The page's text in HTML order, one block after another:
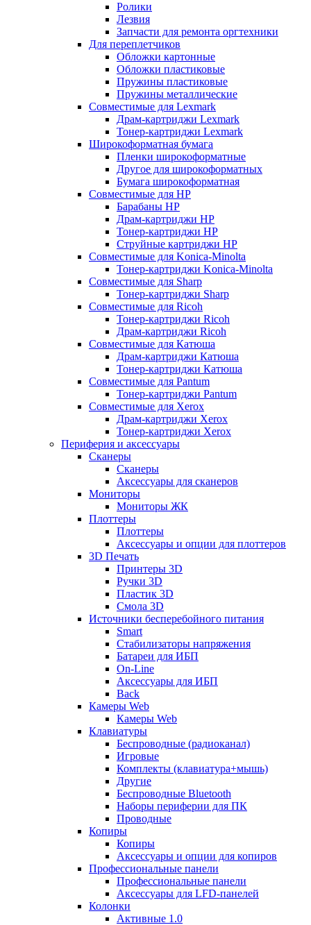
Ролики
Лезвия
Запчасти для ремонта оргтехники
Для переплетчиков
Обложки картонные
Обложки пластиковые
Пружины пластиковые
Пружины металлические
Совместимые для Lexmark
Драм-картриджи Lexmark
Тонер-картриджи Lexmark
Широкоформатная бумага
Пленки широкоформатные
Другое для широкоформатных
Бумага широкоформатная
Совместимые для HP
Барабаны HP
Драм-картриджи HP
Тонер-картриджи HP
Струйные картриджи HP
Совместимые для Konica-Minolta
Тонер-картриджи Konica-Minolta
Совместимые для Sharp
Тонер-картриджи Sharp
Совместимые для Ricoh
Тонер-картриджи Ricoh
Драм-картриджи Ricoh
Совместимые для Катюша
Драм-картриджи Катюша
Тонер-картриджи Катюша
Совместимые для Pantum
Тонер-картриджи Pantum
Совместимые для Xerox
Драм-картриджи Xerox
Тонер-картриджи Xerox
Периферия и аксессуары
Сканеры
Сканеры
Аксессуары для сканеров
Мониторы
Мониторы ЖК
Плоттеры
Плоттеры
Аксессуары и опции для плоттеров
3D Печать
Принтеры 3D
Ручки 3D
Пластик 3D
Смола 3D
Источники бесперебойного питания
Smart
Стабилизаторы напряжения
Батареи для ИБП
On-Line
Аксессуары для ИБП
Back
Камеры Web
Камеры Web
Клавиатуры
Беспроводные (радиоканал)
Игровые
Комплекты (клавиатура+мышь)
Другие
Беспроводные Bluetooth
Наборы периферии для ПК
Проводные
Копиры
Копиры
Аксессуары и опции для копиров
Профессиональные панели
Профессиональные панели
Аксессуары для LFD-панелей
Колонки
Активные 1.0